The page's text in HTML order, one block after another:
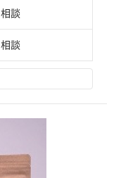
談
談